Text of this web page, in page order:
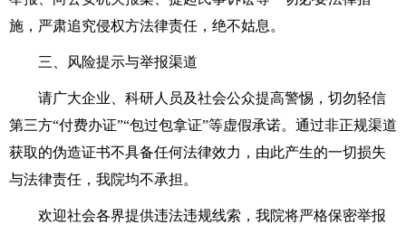
施，严肃追究侵权方法律责任，绝不姑息。
三、风险提示与举报渠道
请广大企业、科研人员及社会公众提高警惕，切勿轻信
第三方“付费办证”“包过包拿证”等虚假承诺。通过非正规渠道
获取的伪造证书不具备任何法律效力，由此产生的一切损失
与法律责任，我院均不承担。
欢迎社会各界提供违法违规线索，我院将严格保密举报